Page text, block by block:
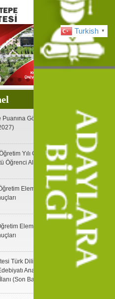
Turkish ▼
Göre Yatay Geçiş
Yılı Güz Dönemi
Öğrenci Alım İlanı ve Takvimi
Elemanı İlanı Nihai
Elemanı İlanı Ön
Türk Dili ve Edebiyatı
Anabilim Dalı Doçent
(Son Başvuru Tarihi